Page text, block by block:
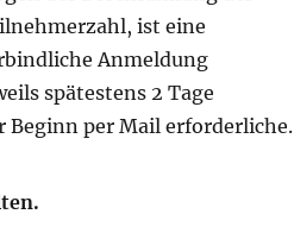
ist eine
Anmeldung
spätestens 2 Tage
Beginn per Mail erforderliche.
.